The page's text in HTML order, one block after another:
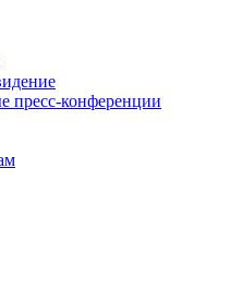
пресс-конференции